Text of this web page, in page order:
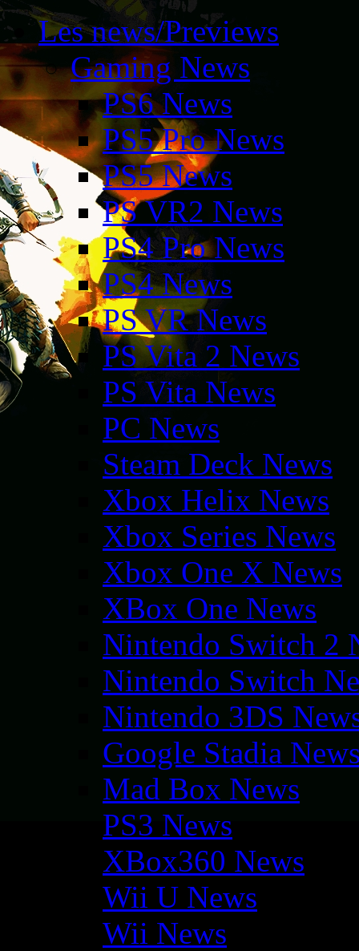
Les news/Previews
Gaming News
PS6 News
PS5 Pro News
PS5 News
PS VR2 News
PS4 Pro News
PS4 News
PS VR News
PS Vita 2 News
PS Vita News
PC News
Steam Deck News
Xbox Helix News
Xbox Series News
Xbox One X News
XBox One News
Nintendo Switch 2
Nintendo Switch
Nintendo 3DS
Google Stadia
Mad Box News
PS3 News
XBox360 News
Wii U News
Wii News